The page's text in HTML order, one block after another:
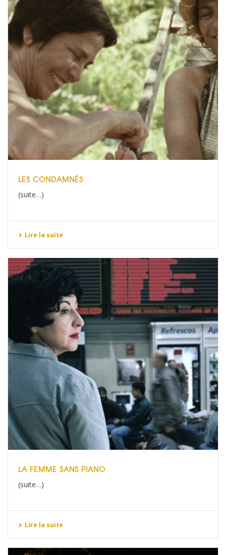
LES CONDAMNÉS
(suite…)
Lire la suite
LA FEMME SANS PIANO
(suite…)
Lire la suite